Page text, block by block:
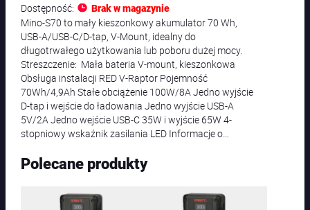
Dostępność:
Brak w magazynie
Mino-S70 to mały kieszonkowy akumulator 70 Wh,
USB-A/USB-C/D-tap, V-Mount, idealny do
długotrwałego użytkowania lub poboru dużej mocy.
Streszczenie: Mała bateria V-mount, kieszonkowa
Obsługa instalacji RED V-Raptor Pojemność
70Wh/4,9Ah Stałe obciążenie 100W/8A Jedno wyjście
D-tap i wejście do ładowania Jedno wyjście USB-A
5V/2A Jedno wejście USB-C 35W i wyjście 65W 4-
stopniowy wskaźnik zasilania LED Informacje o…
Polecane produkty